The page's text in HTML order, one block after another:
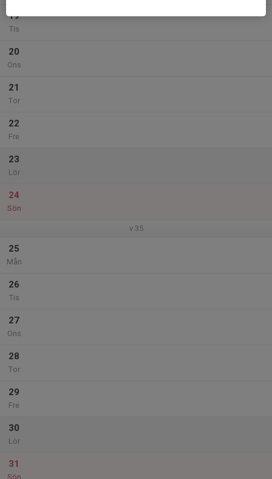
19
Tis
20
Ons
21
Tor
22
Fre
23
Lör
24
Sön
v.35
25
Mån
26
Tis
27
Ons
28
Tor
29
Fre
30
Lör
31
Sön